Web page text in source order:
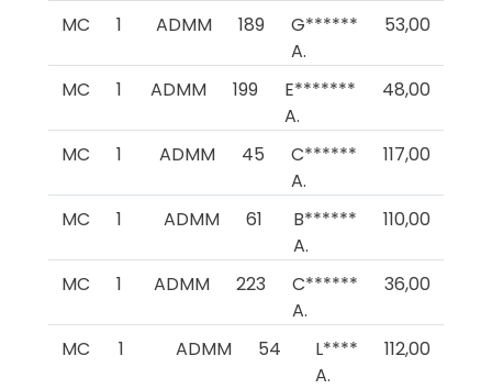
MC
1 ADMM 189
G******
A.
53,00
MC 1 ADMM 199
E*******
A.
48,00
MC 1 ADMM 45
C******
A.
117,00
MC 1 ADMM 61
B******
A.
110,00
MC 1 ADMM 223
C******
A.
36,00
MC 1 ADMM 54
L****
A.
112,00